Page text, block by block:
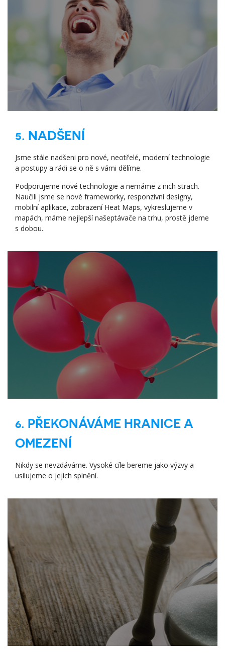
5. NADŠENÍ
Jsme stále nadšeni pro nové, neotřelé, moderní technologie
a postupy a rádi se o ně s vámi dělíme.
Podporujeme nové technologie a nemáme z nich strach.
Naučili jsme se nové frameworky, responzivní designy,
mobilní aplikace, zobrazení Heat Maps, vykreslujeme v
mapách, máme nejlepší našeptávače na trhu, prostě jdeme
s dobou.
6. PŘEKONÁVÁME HRANICE A
OMEZENÍ
Nikdy se nevzdáváme. Vysoké cíle bereme jako výzvy a
usilujeme o jejich splnění.